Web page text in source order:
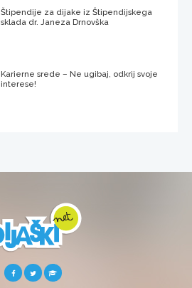
Štipendije za dijake iz Štipendijskega
sklada dr. Janeza Drnovška
Karierne srede – Ne ugibaj, odkrij svoje
interese!